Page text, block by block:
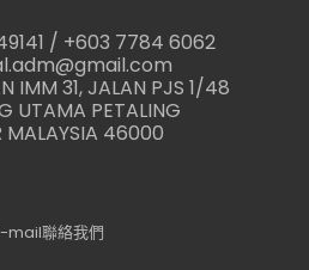
/ +603 7784 6062
IMM 31, JALAN PJS 1/48
UTAMA PETALING
MALAYSIA 46000
mail聯絡我們